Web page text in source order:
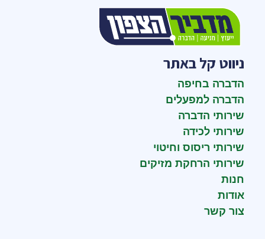
ניווט קל באתר
הדברה בחיפה
הדברה למפעלים
שירותי הדברה
שירותי לכידה
שירותי ריסוס וחיטוי
שירותי הרחקת מזיקים
חנות
אודות
צור קשר